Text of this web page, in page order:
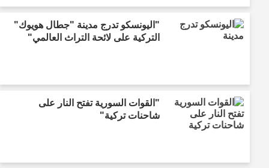
"اليونسكو تدرج مدينة "جطال هويوك"
التركية على لائحة التراث العالمي"
"القوات السورية تفتح النار على
شاحنات تركية"